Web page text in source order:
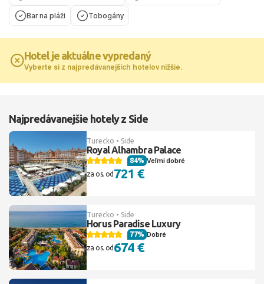
Bar na pláži Tobogány
Hotel je aktuálne vypredaný
Vyberte si z najpredávanejších hotelov nižšie.
Najpredávanejšie hotely z Side
Turecko • Side
Royal Alhambra Palace
Veľmi dobré
84%
za os. od 721 €
Turecko • Side
Horus Paradise Luxury
Dobré
77%
za os. od 674 €